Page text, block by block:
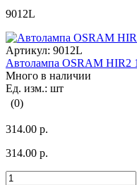
9012L
Артикул: 9012L
Автолампа OSRAM HIR2
Много в наличии
Ед. изм.: шт
(0)
314.00 р.
314.00 р.